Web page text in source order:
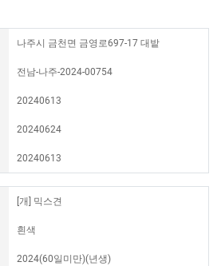
나주시 금천면 금영로697-17 대밭
전남-나주-2024-00754
20240613
20240624
20240613
[개] 믹스견
흰색
2024(60일미만)(년생)